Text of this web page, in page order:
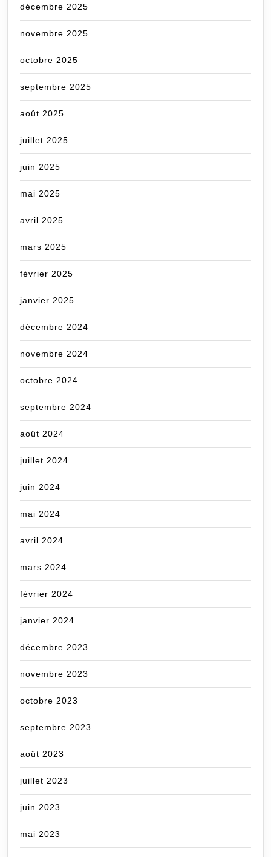
décembre 2025
novembre 2025
octobre 2025
septembre 2025
août 2025
juillet 2025
juin 2025
mai 2025
avril 2025
mars 2025
février 2025
janvier 2025
décembre 2024
novembre 2024
octobre 2024
septembre 2024
août 2024
juillet 2024
juin 2024
mai 2024
avril 2024
mars 2024
février 2024
janvier 2024
décembre 2023
novembre 2023
octobre 2023
septembre 2023
août 2023
juillet 2023
juin 2023
mai 2023